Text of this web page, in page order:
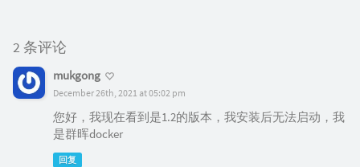
2 条评论
mukgong
December 26th, 2021 at 05:02 pm
您好，我现在看到是1.2的版本，我安装后无法启动，我
是群晖docker
回复